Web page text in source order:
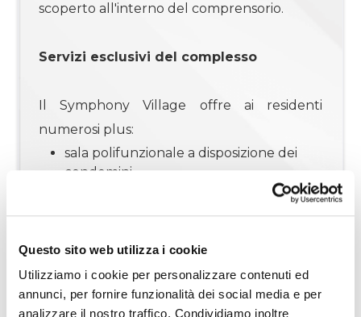
Questo sito web utilizza i cookie
Utilizziamo i cookie per personalizzare contenuti ed
annunci, per fornire funzionalità dei social media e per
analizzare il nostro traffico. Condividiamo inoltre
scoperto all'interno del comprensorio.
Servizi esclusivi del complesso
Il Symphony Village offre ai residenti
numerosi plus:
sala polifunzionale a disposizione dei
condomini,
zampe,
stazioni di ricarica elettrica per le auto,
parcheggi interni e area commerciale,
ampi spazi verdi e aree comuni curate.
Altre
opzioni
multiscelta
Posto auto/Box
Balcone/Terrazzo